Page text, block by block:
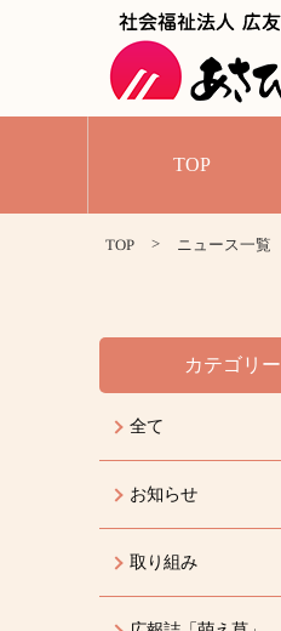
TOP
TOP > ニュース一覧
カテゴリー
全て
お知らせ
取り組み